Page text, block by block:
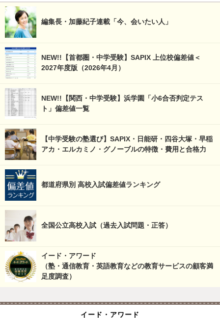
編集長・加藤紀子連載「今、会いたい人」
NEW!!【首都圏・中学受験】SAPIX 上位校偏差値＜
2027年度版（2026年4月）
NEW!!【関西・中学受験】浜学園「小6合否判定テス
ト」偏差値一覧
【中学受験の塾選び】SAPIX・日能研・四谷大塚・早稲
アカ・エルカミノ・グノーブルの特徴・費用と合格力
都道府県別 高校入試偏差値ランキング
全国公立高校入試（過去入試問題・正答）
イード・アワード
（塾・通信教育・英語教育などの教育サービスの顧客満
足度調査）
イード・アワード